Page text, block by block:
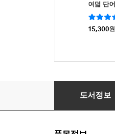
여덟 단어
15,300원
당신이 옳다
도서정보